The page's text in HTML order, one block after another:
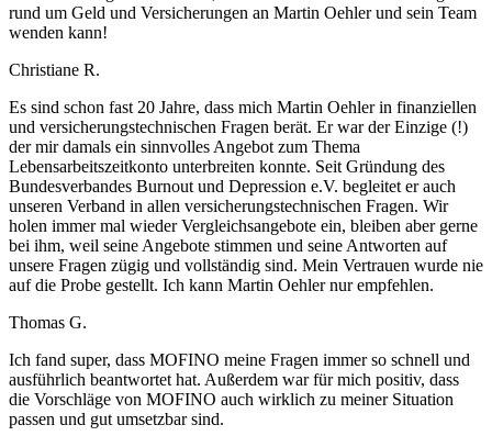
rund um Geld und Versicherungen an Martin Oehler und sein Team
wenden kann!
Christiane R.
Es sind schon fast 20 Jahre, dass mich Martin Oehler in finanziellen
und versicherungstechnischen Fragen berät. Er war der Einzige (!)
der mir damals ein sinnvolles Angebot zum Thema
Lebensarbeitszeitkonto unterbreiten konnte. Seit Gründung des
Bundesverbandes Burnout und Depression e.V. begleitet er auch
unseren Verband in allen versicherungstechnischen Fragen. Wir
holen immer mal wieder Vergleichsangebote ein, bleiben aber gerne
bei ihm, weil seine Angebote stimmen und seine Antworten auf
unsere Fragen zügig und vollständig sind. Mein Vertrauen wurde nie
auf die Probe gestellt. Ich kann Martin Oehler nur empfehlen.
Thomas G.
Ich fand super, dass MOFINO meine Fragen immer so schnell und
ausführlich beantwortet hat. Außerdem war für mich positiv, dass
die Vorschläge von MOFINO auch wirklich zu meiner Situation
passen und gut umsetzbar sind.